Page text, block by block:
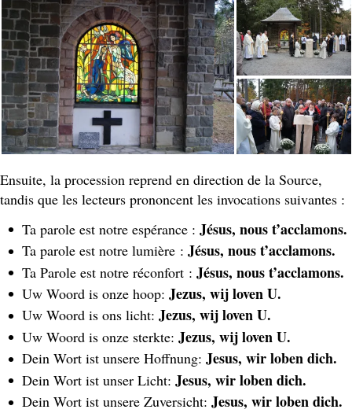
Ensuite, la procession reprend en direction de la Source,
tandis que les lecteurs prononcent les invocations suivantes :
Ta parole est notre espérance : Jésus, nous t’acclamons.
Ta parole est notre lumière : Jésus, nous t’acclamons.
Ta Parole est notre réconfort : Jésus, nous t’acclamons.
Uw Woord is onze hoop: Jezus, wij loven U.
Uw Woord is ons licht: Jezus, wij loven U.
Uw Woord is onze sterkte: Jezus, wij loven U.
Dein Wort ist unsere Hoffnung: Jesus, wir loben dich.
Dein Wort ist unser Licht: Jesus, wir loben dich.
Dein Wort ist unsere Zuversicht: Jesus, wir loben dich.